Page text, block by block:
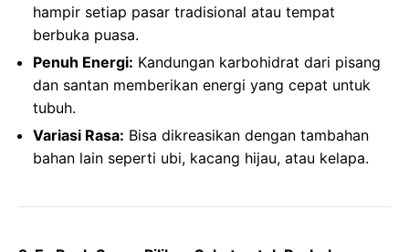
hampir setiap pasar tradisional atau tempat
berbuka puasa.
Penuh Energi: Kandungan karbohidrat dari pisang
dan santan memberikan energi yang cepat untuk
tubuh.
Variasi Rasa: Bisa dikreasikan dengan tambahan
bahan lain seperti ubi, kacang hijau, atau kelapa.